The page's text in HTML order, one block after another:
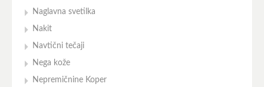
Naglavna svetilka
Nakit
Navtični tečaji
Nega kože
Nepremičnine Koper